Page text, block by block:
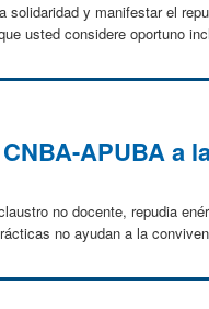
y manifestar el
usted considere oportuno
APUBA a
no docente, repudia
no ayudan a la